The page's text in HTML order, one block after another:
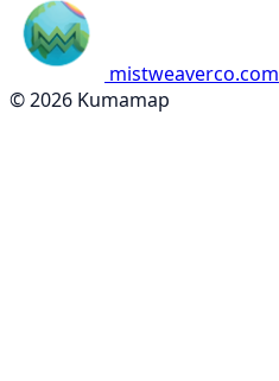
mistweaverco.com
© 2026 Kumamap